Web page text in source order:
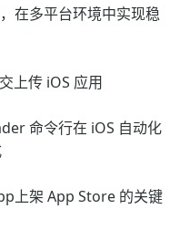
在多平台环境中实现稳
上传 iOS 应用
命令行在 iOS 自动化
上架 App Store 的关键